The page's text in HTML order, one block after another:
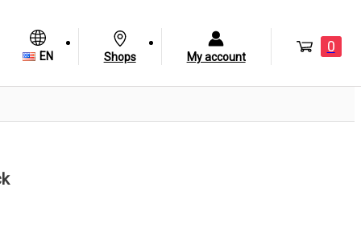
EN Shops My account
0